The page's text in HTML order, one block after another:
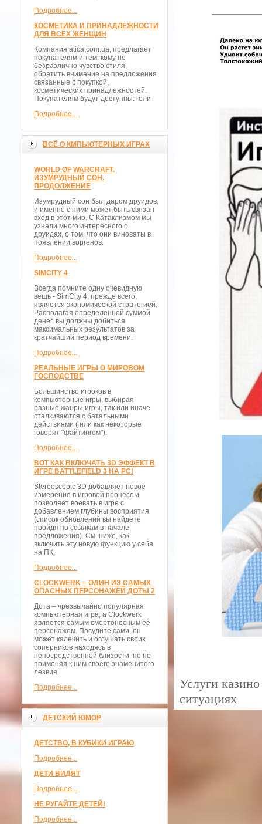
Подробнее...
КОСМЕТИКА И ПРИНАДЛЕЖНОСТИ
ДЛЯ ВСЕХ ЖЕНЩИН
Компания atica.com.ua, предлагает
покупателям и тем, кому не
безразлично чувство стиля,
обратить внимание на предложения
связанные с покупкой,
косметических принадлежностей.
Покупателям будут доступны: гели
Подробнее...
ВСЁ О КМПЬЮТЕРНЫХ ИГРАХ
WORLD OF WARCRAFT.
ИЗУМРУДНЫЙ СОН.
ПРОДОЛЖЕНИЕ
Изумрудный сон был даром друидов,
и именно с ними может быть связан
вход в этот мир. С Катаклизмом мы
узнали много интересного о
друидах, о том, что они виноваты в
появлении воргенов.
Подробнее...
SIMCITY 4
Всегда помните одну очевидную
вещь - SimCity 4, прежде всего,
является экономической стратегией.
Располагая определенной суммой
денег, вы должны добиться
максимальных результатов за
кратчайший период времени.
Подробнее...
РЕАЛЬНЫЕ ИГРЫ О МИРОВОМ
ГОСПОДСТВЕ
Большинство игроков в
компьютерные игры, выбирая
разные жанры игры, так или иначе
сталкиваются с батальными
действиями ( или как некоторые
говорят "файтингом").
Подробнее...
ВОТ КАК ВКЛЮЧАТЬ 3D ЭФФЕКТ В
ИГРЕ BATTLEFIELD 3 НА PC!
Stereoscopic 3D добавляет новое
измерение в игровой процесс и
позволяет воевать в игре с
добавлением глубины восприятия
(список обновлений вы найдете
пройдя по ссылкам в начале
предложения). См. ниже, как
включить эту новую функцию у себя
на ПК.
Подробнее...
CLOCKWERK – ОДИН ИЗ САМЫХ
ОПАСНЫХ ПЕРСОНАЖЕЙ ДОТЫ 2
Дота – чрезвычайно популярная
компьютерная игра, а Clockwerk
является самым смертоносным ее
персонажем. Посудите сами, он
может калечить и оглушать своих
соперников находясь в
непосредственной близости, но не
применяя к ним своего знаменитого
лезвия.
Подробнее...
ДЕТСКИЙ ЮМОР
ДЕТСТВО, В КУБИКИ ИГРАЮ
Подробнее...
ДЕТИ ВИДЯТ
Подробнее...
НЕ РУГАЙТЕ ДЕТЕЙ!
Подробнее...
Услуги
ситуациях